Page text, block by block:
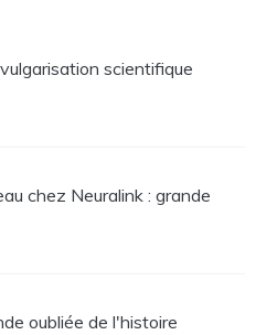
scientifique
chez Neuralink : grande
oubliée de l'histoire